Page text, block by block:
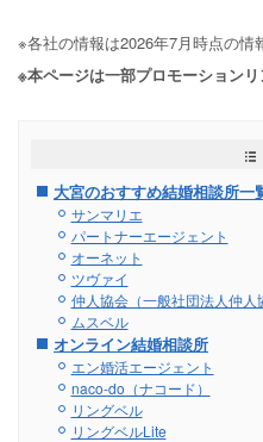
※各社の情報は2026年7月時点の情
※本ページは一部プロモーションリ
大宮のおすすめ結婚相談所一
サンマリエ
パートナーエージェント
オーネット
ツヴァイ
仲人協会（一般社団法人仲人
ムスベル
オンライン結婚相談所
エン婚活エージェント
naco-do（ナコード）
リングベル
リングベルLite